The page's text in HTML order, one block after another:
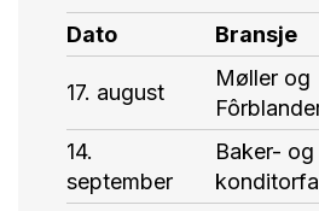
Dato Bransje
17. august
Møller og
14.
september
Baker- og